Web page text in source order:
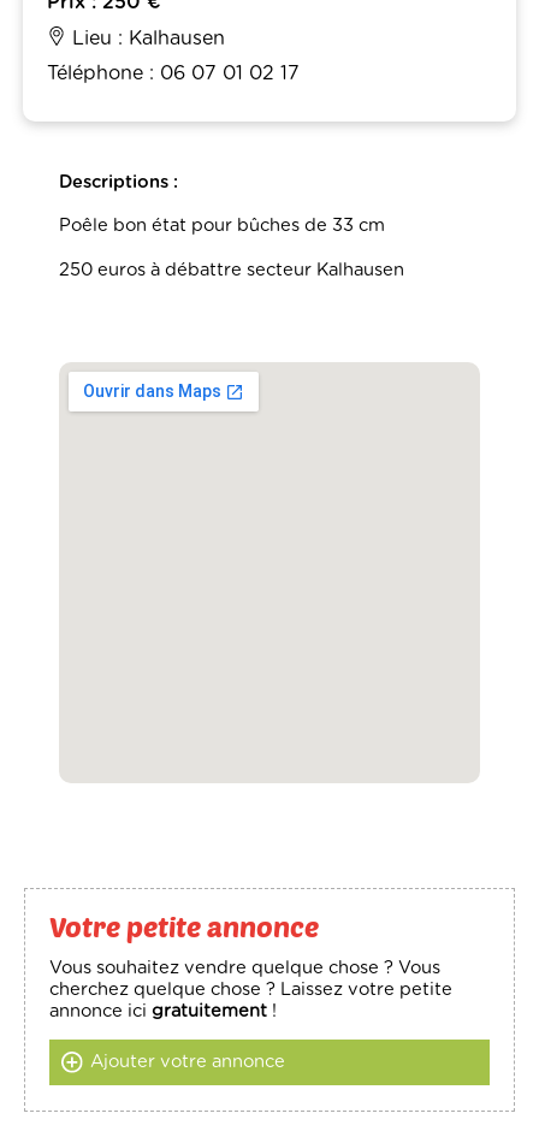
Lieu : Kalhausen
Téléphone : 06 07 01 02 17
Descriptions :
Poêle bon état pour bûches de 33 cm
250 euros à débattre secteur Kalhausen
Votre petite annonce
Vous souhaitez vendre quelque chose ? Vous
cherchez quelque chose ? Laissez votre petite
annonce icigratuitement !
Ajouter votre annonce